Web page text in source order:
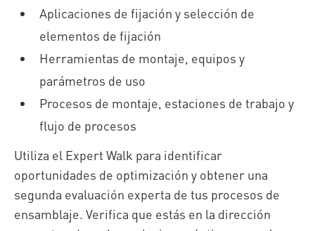
Aplicaciones de fijación y selección de
elementos de fijación
Herramientas de montaje, equipos y
parámetros de uso
Procesos de montaje, estaciones de trabajo y
flujo de procesos
Utiliza el Expert Walk para identificar
oportunidades de optimización y obtener una
segunda evaluación experta de tus procesos de
ensamblaje. Verifica que estás en la dirección